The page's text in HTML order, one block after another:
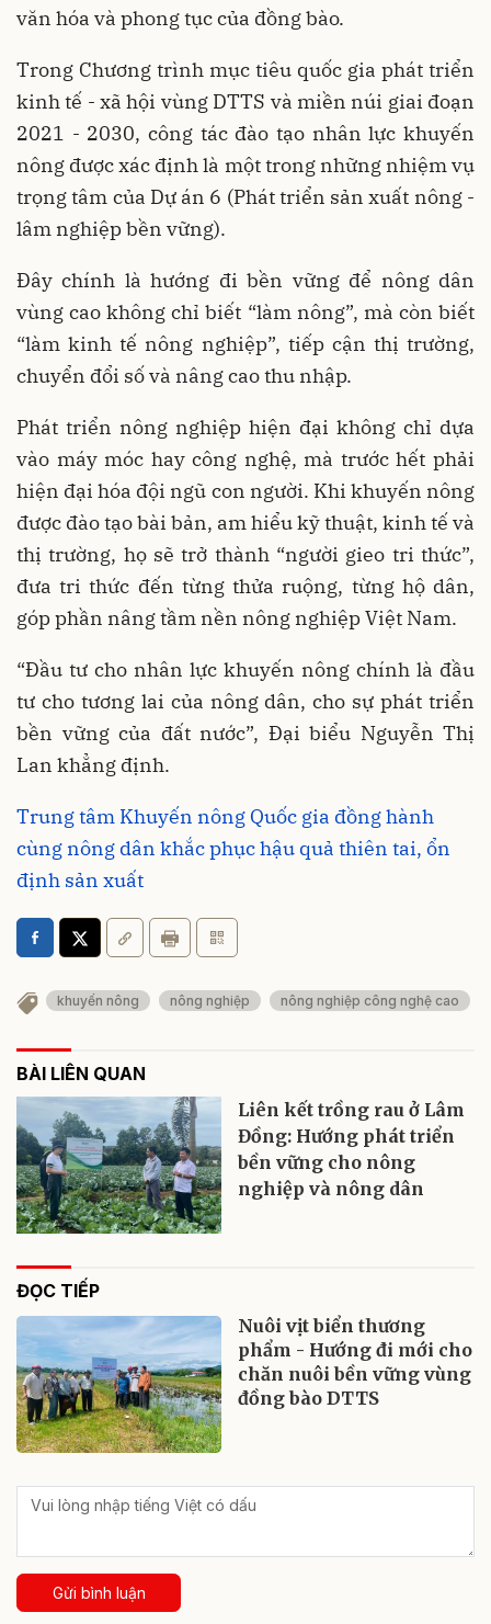
văn hóa và phong tục của đồng bào.
Trong Chương trình mục tiêu quốc gia phát triển
kinh tế - xã hội vùng DTTS và miền núi giai đoạn
2021 - 2030, công tác đào tạo nhân lực khuyến
nông được xác định là một trong những nhiệm vụ
trọng tâm của Dự án 6 (Phát triển sản xuất nông -
lâm nghiệp bền vững).
Đây chính là hướng đi bền vững để nông dân
vùng cao không chỉ biết “làm nông”, mà còn biết
“làm kinh tế nông nghiệp”, tiếp cận thị trường,
chuyển đổi số và nâng cao thu nhập.
Phát triển nông nghiệp hiện đại không chỉ dựa
vào máy móc hay công nghệ, mà trước hết phải
hiện đại hóa đội ngũ con người. Khi khuyến nông
được đào tạo bài bản, am hiểu kỹ thuật, kinh tế và
thị trường, họ sẽ trở thành “người gieo tri thức”,
đưa tri thức đến từng thửa ruộng, từng hộ dân,
góp phần nâng tầm nền nông nghiệp Việt Nam.
“Đầu tư cho nhân lực khuyến nông chính là đầu
tư cho tương lai của nông dân, cho sự phát triển
bền vững của đất nước”, Đại biểu Nguyễn Thị
Lan khẳng định.
Trung tâm Khuyến nông Quốc gia đồng hành
cùng nông dân khắc phục hậu quả thiên tai, ổn
định sản xuất
khuyến nông nông nghiệp nông nghiệp công nghệ cao
BÀI LIÊN QUAN
Liên kết trồng rau ở Lâm
Đồng: Hướng phát triển
bền vững cho nông
nghiệp và nông dân
ĐỌC TIẾP
Nuôi vịt biển thương
phẩm - Hướng đi mới cho
chăn nuôi bền vững vùng
đồng bào DTTS
Gửi bình luận